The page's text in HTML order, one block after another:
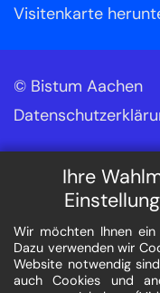
Ihre
Wir möchten Ihnen
Dazu verwenden wir
Website notwendig
auch Cookies und
Visitenkarte
© Bistum Aachen